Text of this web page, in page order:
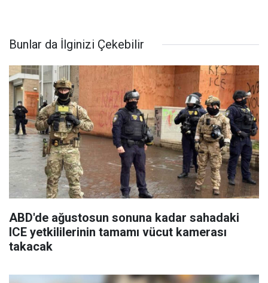
Bunlar da İlginizi Çekebilir
ABD'de ağustosun sonuna kadar sahadaki
ICE yetkililerinin tamamı vücut kamerası
takacak